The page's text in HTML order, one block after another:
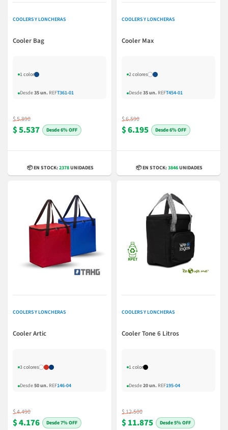
COOLERS Y LONCHERAS
Cooler Bag
1 color
Desde35 un. REFT361-01
$ 5.890
$ 5.537 6% OFF
📦 EN STOCK:2378UNIDADES
COOLERS Y LONCHERAS
Cooler Max
2 colores
Desde35 un. REFT454-01
$ 6.590
$ 6.195 6% OFF
📦 EN STOCK:3846UNIDADES
COOLERS Y LONCHERAS
Cooler Artic
3 colores
Desde50 un. REF146-04
$ 4.490
$ 4.176 7% OFF
COOLERS Y LONCHERAS
Cooler Tone 6 Litros
1 color
Desde20 un. REF195-04
$ 12.500
$ 11.875 5% OFF